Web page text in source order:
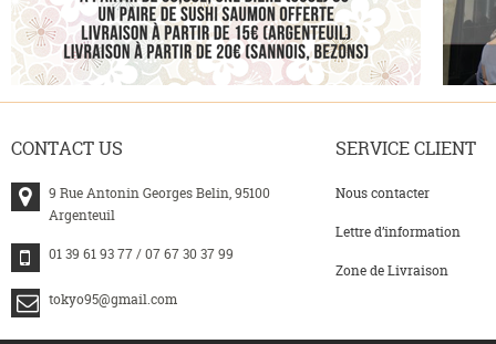
CONTACTUS
9 Rue Antonin Georges Belin, 95100
Argenteuil
01 39 61 93 77 / 07 67 30 37 99
tokyo95@gmail.com
SERVICECLIENT
Nous contacter
Lettre d’information
Zone de Livraison